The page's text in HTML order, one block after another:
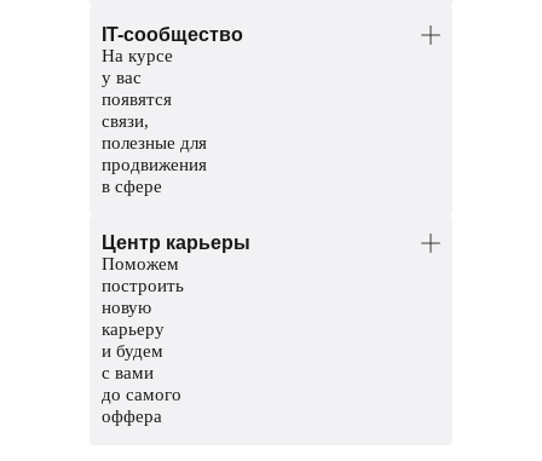
сайентисты. Помогут разобраться
в темах и проверят домашние задания.
Координаторы — команда заботы
о студентах. Решат организационные
вопросы, поддержат и помогут пройти
обучение до конца.
IT-сообщество
На курсе
у вас
появятся
связи,
полезные для
продвижения
в сфере
с другими студентами
Чат с ментором на платформе, чтобы
прояснить непонятные темы и задания
Мероприятия и стажировки
с партнерами, чтобы наработать опыт
и показать свои скиллы работодателям
Центр карьеры
Поможем
построить
новую
карьеру
и будем
с вами
до самого
оффера